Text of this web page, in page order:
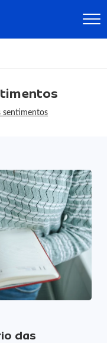
sentimentos
das